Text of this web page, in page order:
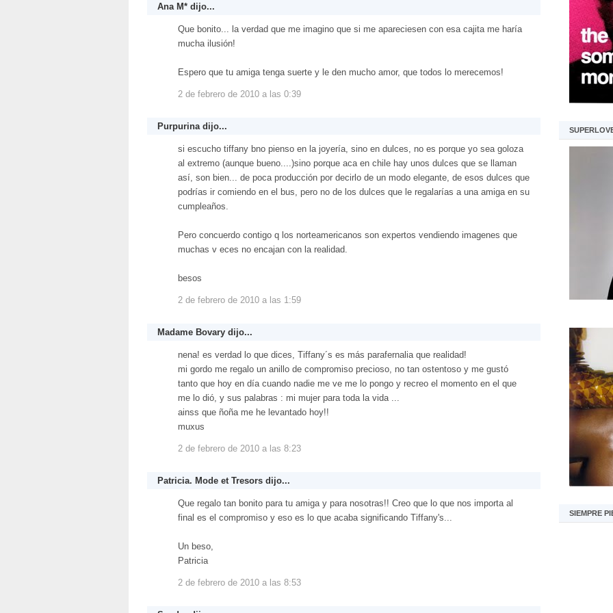
SIEMPRE
Ana M* dijo...
Que bonito... la verdad que me imagino que si me apareciesen con esa cajita me haría
mucha ilusión!
Espero que tu amiga tenga suerte y le den mucho amor, que todos lo merecemos!
2 de febrero de 2010 a las 0:39
Purpurinadijo...
si escucho tiffany bno pienso en la joyería, sino en dulces, no es porque yo sea goloza
al extremo (aunque bueno....)sino porque aca en chile hay unos dulces que se llaman
así, son bien... de poca producción por decirlo de un modo elegante, de esos dulces que
podrías ir comiendo en el bus, pero no de los dulces que le regalarías a una amiga en su
cumpleaños.
Pero concuerdo contigo q los norteamericanos son expertos vendiendo imagenes que
muchas v eces no encajan con la realidad.
besos
2 de febrero de 2010 a las 1:59
Madame Bovary dijo...
nena! es verdad lo que dices, Tiffany´s es más parafernalia que realidad!
mi gordo me regalo un anillo de compromiso precioso, no tan ostentoso y me gustó
tanto que hoy en día cuando nadie me ve me lo pongo y recreo el momento en el que
me lo dió, y sus palabras : mi mujer para toda la vida ...
ainss que ñoña me he levantado hoy!!
muxus
2 de febrero de 2010 a las 8:23
Patricia. Mode et Tresors dijo...
Que regalo tan bonito para tu amiga y para nosotras!! Creo que lo que nos importa al
final es el compromiso y eso es lo que acaba significando Tiffany's...
Un beso,
Patricia
2 de febrero de 2010 a las 8:53